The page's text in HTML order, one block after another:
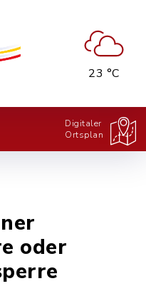
23 °C
Digitaler
Ortsplan
oder